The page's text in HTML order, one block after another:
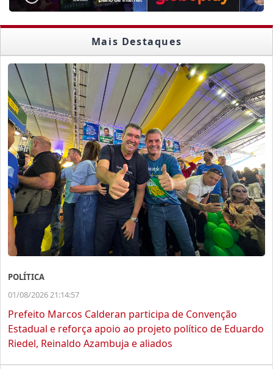
Mais Destaques
POLÍTICA
01/08/2026 21:14:57
Prefeito Marcos Calderan participa de Convenção
Estadual e reforça apoio ao projeto político de Eduardo
Riedel, Reinaldo Azambuja e aliados